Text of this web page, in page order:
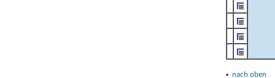
▴ nach oben